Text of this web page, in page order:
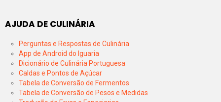
AJUDA DE CULINÁRIA
Perguntas e Respostas de Culinária
App de Android do Iguaria
Dicionário de Culinária Portuguesa
Caldas e Pontos de Açúcar
Tabela de Conversão de Fermentos
Tabela de Conversão de Pesos e Medidas